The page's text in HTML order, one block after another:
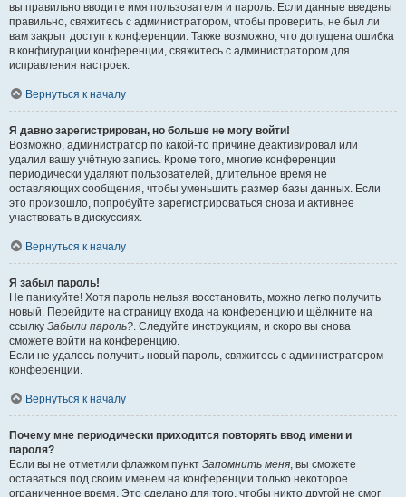
вы правильно вводите имя пользователя и пароль. Если данные введены
правильно, свяжитесь с администратором, чтобы проверить, не был ли
вам закрыт доступ к конференции. Также возможно, что допущена ошибка
в конфигурации конференции, свяжитесь с администратором для
исправления настроек.
Вернуться к началу
Я давно зарегистрирован, но больше не могу войти!
Возможно, администратор по какой-то причине деактивировал или
удалил вашу учётную запись. Кроме того, многие конференции
периодически удаляют пользователей, длительное время не
оставляющих сообщения, чтобы уменьшить размер базы данных. Если
это произошло, попробуйте зарегистрироваться снова и активнее
участвовать в дискуссиях.
Вернуться к началу
Я забыл пароль!
Не паникуйте! Хотя пароль нельзя восстановить, можно легко получить
новый. Перейдите на страницу входа на конференцию и щёлкните на
ссылку Забыли пароль?. Следуйте инструкциям, и скоро вы снова
сможете войти на конференцию.
Если не удалось получить новый пароль, свяжитесь с администратором
конференции.
Вернуться к началу
Почему мне периодически приходится повторять ввод имени и
пароля?
Если вы не отметили флажком пункт Запомнить меня, вы сможете
оставаться под своим именем на конференции только некоторое
ограниченное время. Это сделано для того, чтобы никто другой не смог